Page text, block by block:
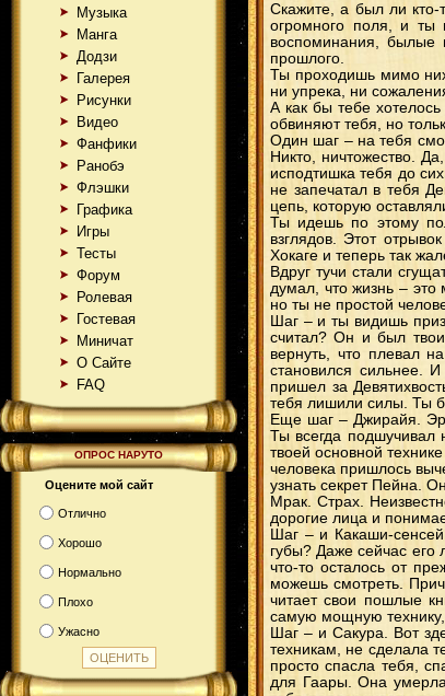
Музыка
Манга
Додзи
Галерея
Рисунки
Видео
Фанфики
Ранобэ
Флэшки
Графика
Игры
Тесты
Форум
Ролевая
Гостевая
Миничат
О Сайте
FAQ
ОПРОС НАРУТО
Оцените мой сайт
Отлично
Хорошо
Нормально
Плохо
Ужасно
Скажите, а был ли кто-
огромного поля, и ты
воспоминания, былые
прошлого.
Ты проходишь мимо
ни упрека, ни
А как бы тебе
обвиняют тебя, но
Один шаг – на тебя
Никто, ничтожество.
исподтишка тебя до
не запечатал в тебя
цепь, которую
Ты идешь по этому
взглядов. Этот
Хокаге и теперь так
Вдруг тучи стали
думал, что жизнь – это
но ты не простой
Шаг – и ты видишь
считал? Он и был
вернуть, что плевал
становился сильнее.
пришел за
тебя лишили силы. Ты
Еще шаг – Джирайя.
Ты всегда
твоей основной
человека пришлось
узнать секрет Пейна.
Мрак. Страх.
дорогие лица и
Шаг – и Какаши-
губы? Даже сейчас его
что-то осталось от
можешь смотреть.
читает свои пошлые
самую мощную
Шаг – и Сакура. Вот
техникам, не сделала
просто спасла тебя,
для Гаары. Она